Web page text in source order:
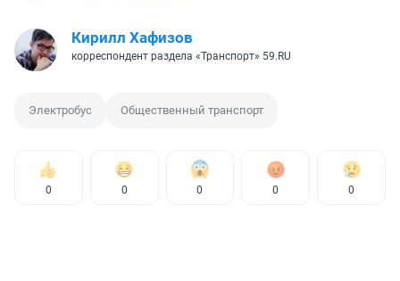
Кирилл Хафизов
корреспондент раздела «Транспорт» 59.RU
Электробус Общественный транспорт
0 0 0 0 0